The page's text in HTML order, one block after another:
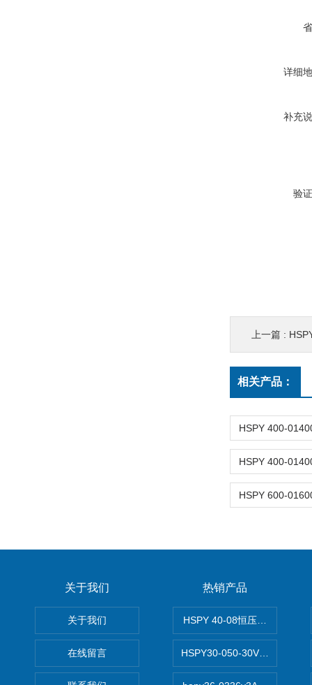
详细
补充
验
上一篇 :
相关产品：
关于我们
关于我们
在线留言
热销产品
HSPY 40-08恒压恒流恒功率
HSPY30-050-30V/-05A可调